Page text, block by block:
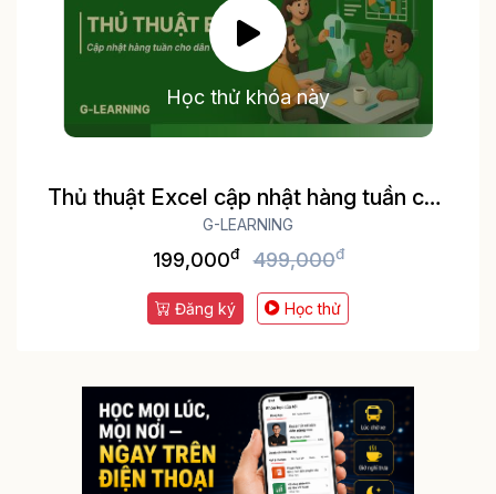
Học thử khóa này
Thủ thuật Excel cập nhật hàng tuần cho
dân văn phòng
G-LEARNING
199,000đ 499,000đ
Đăng ký Học thử